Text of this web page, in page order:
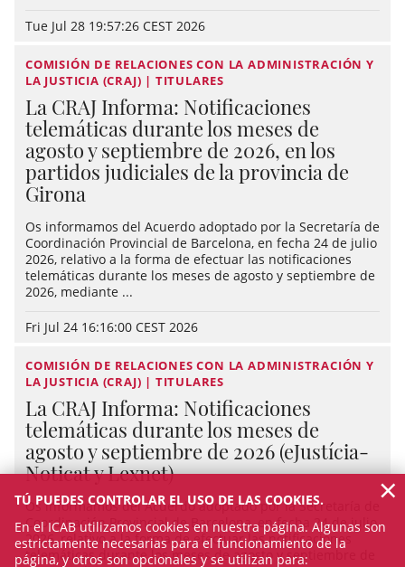
Tue Jul 28 19:57:26 CEST 2026
COMISIÓN DE RELACIONES CON LA ADMINISTRACIÓN Y
LA JUSTICIA (CRAJ) | TITULARES
La CRAJ Informa: Notificaciones
telemáticas durante los meses de
agosto y septiembre de 2026, en los
partidos judiciales de la provincia de
Girona
Os informamos del Acuerdo adoptado por la Secretaría de
Coordinación Provincial de Barcelona, en fecha 24 de julio
2026, relativo a la forma de efectuar las notificaciones
telemáticas durante los meses de agosto y septiembre de
2026, mediante ...
Fri Jul 24 16:16:00 CEST 2026
COMISIÓN DE RELACIONES CON LA ADMINISTRACIÓN Y
LA JUSTICIA (CRAJ) | TITULARES
La CRAJ Informa: Notificaciones
telemáticas durante los meses de
agosto y septiembre de 2026 (eJustícia-
Noticat y Lexnet)
Os informamos del Acuerdo adoptado por la Secretaría de
Coordinación Provincial de Barcelona, en fecha 24 de julio
2026, relativo a la forma de efectuar las notificaciones
telemáticas durante los meses de agosto y septiembre de
TÚ PUEDES CONTROLAR EL USO DE LAS COOKIES.
En el ICAB utilizamos cookies en nuestra página. Algunas son
estrictamente necesarias para el funcionamiento de la
página, y otros son opcionales y se utilizan para:
×